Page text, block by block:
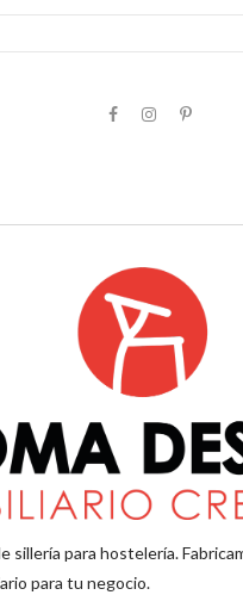
sillería para hostelería.
para tu negocio.